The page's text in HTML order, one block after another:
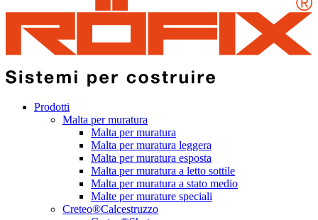
Prodotti
Malta per muratura
Malta per muratura
Malta per muratura leggera
Malta per muratura esposta
Malta per muratura a letto sottile
Malta per muratura a stato medio
Malte per murature speciali
Creteo®Calcestruzzo